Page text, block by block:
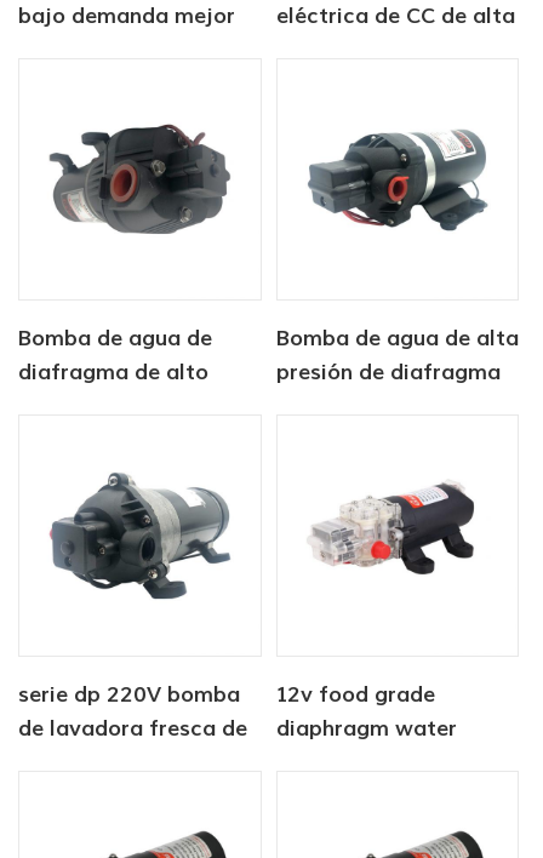
bajo demanda mejor
autocaravana
eléctrica de CC de alta
Bomba de agua de
diafragma de alto
Bomba de agua de alta
presión de diafragma
serie dp 220V bomba
de lavadora fresca de
12v food grade
diaphragm water